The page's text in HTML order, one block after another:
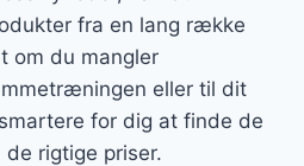
fra en lang række
om du mangler
eller til dit
for dig at finde de
rigtige priser.